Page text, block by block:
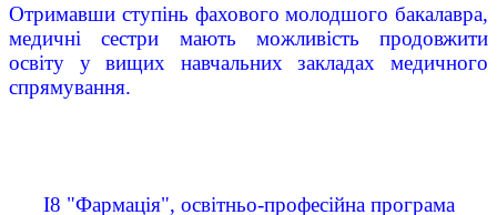
Отримавши ступінь фахового молодшого бакалавра,
медичні сестри мають можливість продовжити
освіту у вищих навчальних закладах медичного
спрямування.
І8 "Фармація", освітньо-професійна програма